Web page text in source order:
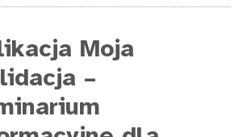
Moja
–